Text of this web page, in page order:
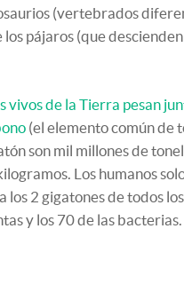
(vertebrados
pájaros (que
vivos de la Tierra pesan
(el elemento común de
son mil millones de
Los humanos
los 2 gigatones de todos
y los 70 de las bacterias.